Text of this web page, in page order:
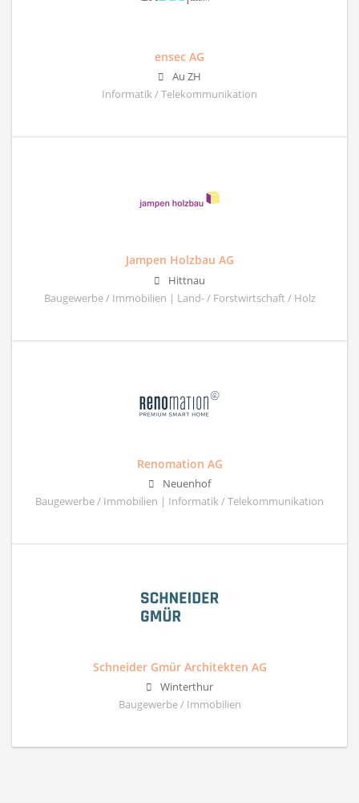
ensec AG
Au ZH
Informatik / Telekommunikation
Jampen Holzbau AG
Hittnau
Baugewerbe / Immobilien | Land- / Forstwirtschaft / Holz
Renomation AG
Neuenhof
Baugewerbe / Immobilien | Informatik / Telekommunikation
Schneider Gmür Architekten AG
Winterthur
Baugewerbe / Immobilien